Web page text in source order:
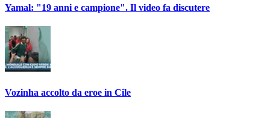
Yamal: "19 anni e campione". Il video fa discutere
Vozinha accolto da eroe in Cile